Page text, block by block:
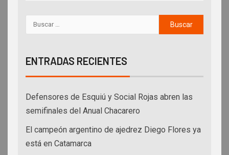
ENTRADAS RECIENTES
Defensores de Esquiú y Social Rojas abren las
semifinales del Anual Chacarero
El campeón argentino de ajedrez Diego Flores ya
está en Catamarca